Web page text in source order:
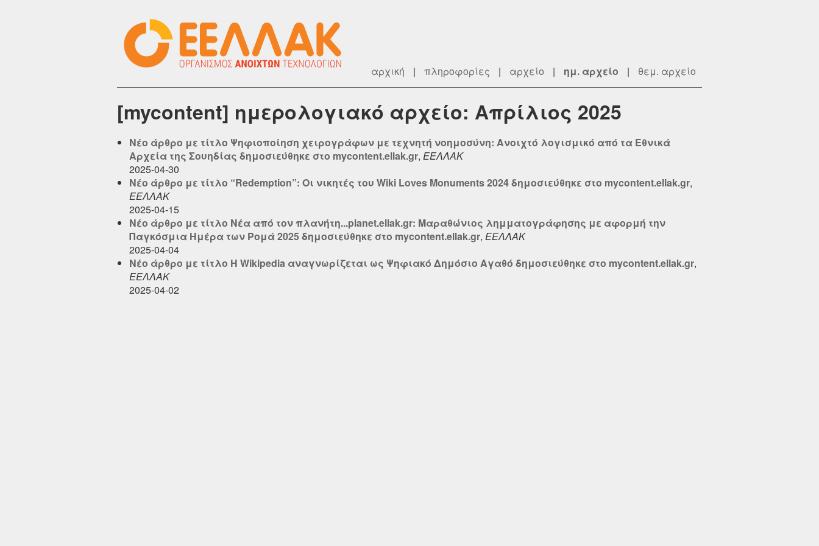
αρχική | πληροφορίες | αρχείο | ημ. αρχείο | θεμ. αρχείο
[mycontent] ημερολογιακό αρχείο: Απρίλιος 2025
Νέο άρθρο με τίτλο Ψηφιοποίηση χειρογράφων με τεχνητή νοημοσύνη: Ανοιχτό λογισμικό από τα Εθνικά
Αρχεία της Σουηδίας δημοσιεύθηκε στο mycontent.ellak.gr, ΕΕΛΛΑΚ
2025-04-30
Νέο άρθρο με τίτλο “Redemption”: Οι νικητές του Wiki Loves Monuments 2024 δημοσιεύθηκε στο mycontent.ellak.gr,
ΕΕΛΛΑΚ
2025-04-15
Νέο άρθρο με τίτλο Νέα από τον πλανήτη...planet.ellak.gr: Μαραθώνιος λημματογράφησης με αφορμή την
Παγκόσμια Ημέρα των Ρομά 2025 δημοσιεύθηκε στο mycontent.ellak.gr, ΕΕΛΛΑΚ
2025-04-04
Νέο άρθρο με τίτλο Η Wikipedia αναγνωρίζεται ως Ψηφιακό Δημόσιο Αγαθό δημοσιεύθηκε στο mycontent.ellak.gr,
ΕΕΛΛΑΚ
2025-04-02